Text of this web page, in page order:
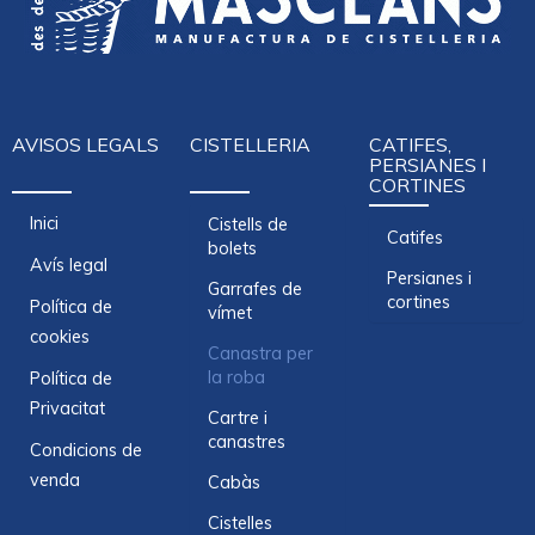
AVISOS LEGALS
Inici
Avís legal
Política de
cookies
Política de
Privacitat
Condicions de
venda
CISTELLERIA
Cistells de
bolets
Garrafes de
vímet
Canastra per
la roba
Cartre i
canastres
Cabàs
Cistelles
CATIFES,
PERSIANES I
CORTINES
Catifes
Persianes i
cortines